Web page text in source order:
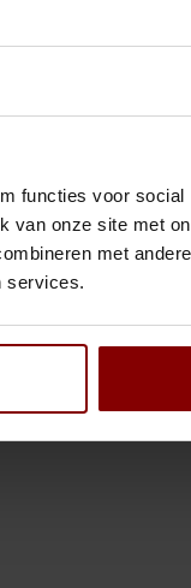
functies voor
van onze site met
met
services.